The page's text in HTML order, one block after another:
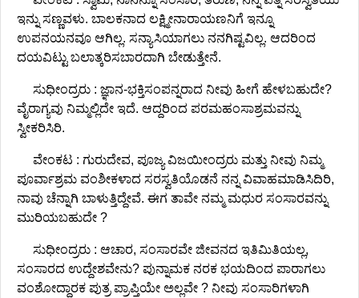
ಇನ್ನು ಸಣ್ಣವಳು. ಬಾಲಕನಾದ ಲಕ್ಷ್ಮೀನಾರಾಯಣನಿಗೆ ಇನ್ನೂ
ಉಪನಯನವೂ ಆಗಿಲ್ಲ. ಸನ್ಯಾಸಿಯಾಗಲು ನನಗಿಷ್ಟವಿಲ್ಲ. ಆದರಿಂದ
ದಯವಿಟ್ಟು ಬಲಾತ್ಕರಿಸಬಾರದಾಗಿ ಬೇಡುತ್ತೇನೆ.
ಸುಧೀಂದ್ರರು : ಜ್ಞಾನ-ಭಕ್ತಿಸಂಪನ್ನರಾದ ನೀವು ಹೀಗೆ ಹೇಳಬಹುದೇ?
ವೈರಾಗ್ಯವು ನಿಮ್ಮಲ್ಲಿದೇ ಇದೆ. ಆದ್ದರಿಂದ ಪರಮಹಂಸಾಶ್ರಮವನ್ನು
ಸ್ವೀಕರಿಸಿರಿ.
ವೇಂಕಟ : ಗುರುದೇವ, ಪೂಜ್ಯ ವಿಜಯೀಂದ್ರರು ಮತ್ತು ನೀವು ನಿಮ್ಮ
ಪೂರ್ವಾಶ್ರಮ ವಂಶೀಕಳಾದ ಸರಸ್ವತಿಯೊಡನೆ ನನ್ನ ವಿವಾಹಮಾಡಿಸಿದಿರಿ,
ನಾವು ಚೆನ್ನಾಗಿ ಬಾಳುತ್ತಿದ್ದೇವೆ. ಈಗ ತಾವೇ ನಮ್ಮ ಮಧುರ ಸಂಸಾರವನ್ನು
ಮುರಿಯಬಹುದೇ ?
ಸುಧೀಂದ್ರರು : ಆಚಾರ, ಸಂಸಾರವೇ ಜೀವನದ ಇತಿಮಿತಿಯಲ್ಲ,
ಸಂಸಾರದ ಉದ್ದೇಶವೇನು? ಪುನ್ನಾಮಕ ನರಕ ಭಯದಿಂದ ಪಾರಾಗಲು
ವಂಶೋದ್ಧಾರಕ ಪುತ್ರ ಪ್ರಾಪ್ತಿಯೇ ಅಲ್ಲವೇ ? ನೀವು ಸಂಸಾರಿಗಳಾಗಿ